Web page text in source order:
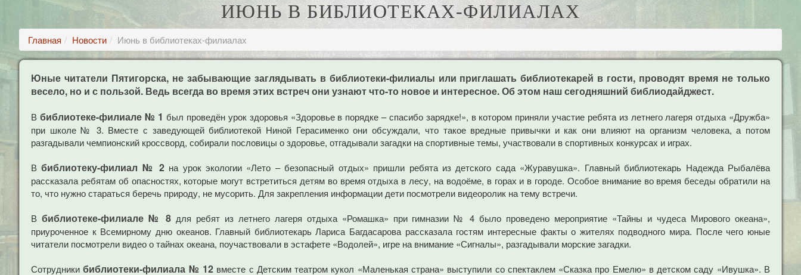
ИЮНЬ В БИБЛИОТЕКАХ-ФИЛИАЛАХ
Главная Новости Июнь в библиотеках-филиалах
Юные читатели Пятигорска, не забывающие заглядывать в библиотеки-филиалы или приглашать библиотекарей в гости, проводят время не только
весело, но и с пользой. Ведь всегда во время этих встреч они узнают что-то новое и интересное. Об этом наш сегодняшний библиодайджест.
В библиотеке-филиале № 1 был проведён урок здоровья «Здоровье в порядке – спасибо зарядке!», в котором приняли участие ребята из летнего лагеря отдыха «Дружба»
при школе № 3. Вместе с заведующей библиотекой Ниной Герасименко они обсуждали, что такое вредные привычки и как они влияют на организм человека, а потом
разгадывали чемпионский кроссворд, собирали пословицы о здоровье, отгадывали загадки на спортивные темы, участвовали в спортивных конкурсах и играх.
В библиотеку-филиал № 2на урок экологии «Лето – безопасный отдых» пришли ребята из детского сада «Журавушка». Главный библиотекарь Надежда Рыбалёва
рассказала ребятам об опасностях, которые могут встретиться детям во время отдыха в лесу, на водоёме, в горах и в городе. Особое внимание во время беседы обратили на
то, что нужно стараться беречь природу, не мусорить. Для закрепления информации дети посмотрели видеоролик на тему встречи.
В библиотеке-филиале № 8для ребят из летнего лагеря отдыха «Ромашка» при гимназии № 4 было проведено мероприятие «Тайны и чудеса Мирового океана»,
приуроченное к Всемирному дню океанов. Главный библиотекарь Лариса Багдасарова рассказала гостям интересные факты о жителях подводного мира. После чего юные
читатели посмотрели видео о тайнах океана, поучаствовали в эстафете «Водолей», игре на внимание «Сигналы», разгадывали морские загадки.
Сотрудники библиотеки-филиала № 12 вместе с Детским театром кукол «Маленькая страна» выступили со спектаклем «Сказка про Емелю» в детском саду «Ивушка». В